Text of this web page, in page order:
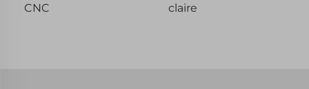
CNC
claire